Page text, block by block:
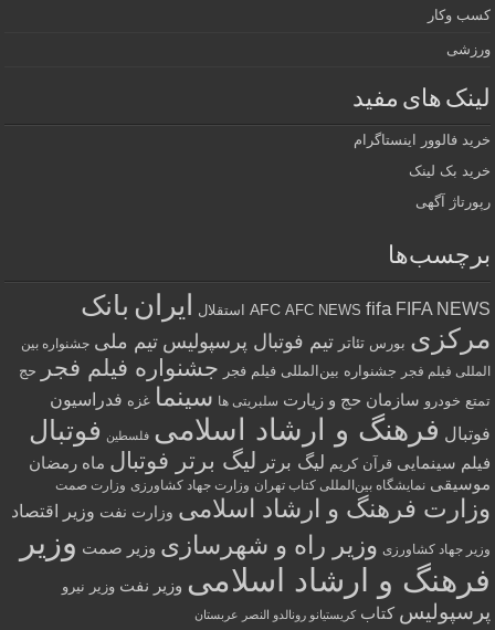
وکار
های مفید
فالوور اینستاگرام
بک لینک
آگهی
AFC AFC NEWS fifa FIFA استقلال ایران بانک
بورس تئاتر تیم فوتبال پرسپولیس تیم ملی جشنواره بین
فیلم فجر جشنواره بین‌المللی فیلم فجر جشنواره فیلم فجر حج
خودرو سازمان حج و زیارت سلبریتی ها سینما غزه فدراسیون
فرهنگ و ارشاد اسلامی فلسطین فوتبال
سینمایی قرآن کریم لیگ برتر لیگ برتر فوتبال ماه رمضان
نمایشگاه بین‌المللی کتاب تهران وزارت جهاد کشاورزی وزارت صمت
فرهنگ و ارشاد اسلامی وزارت نفت وزیر اقتصاد
جهاد کشاورزی وزیر راه و شهرسازی وزیر صمت وزیر
و ارشاد اسلامی
وزیر نفت وزیر نیرو
کتاب کریستیانو رونالدو النصر عربستان